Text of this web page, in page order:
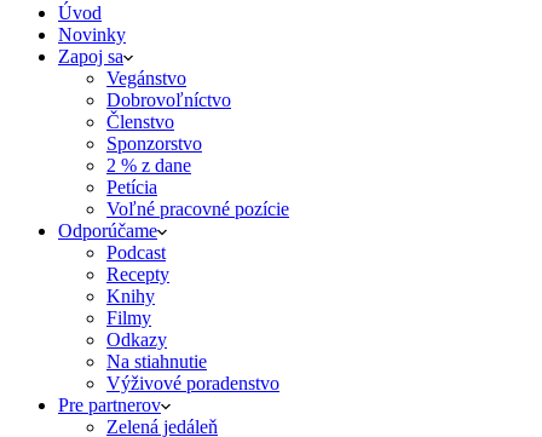
Úvod
Novinky
Zapoj sa
Vegánstvo
Dobrovoľníctvo
Členstvo
Sponzorstvo
2 % z dane
Petícia
Voľné pracovné pozície
Odporúčame
Podcast
Recepty
Knihy
Filmy
Odkazy
Na stiahnutie
Výživové poradenstvo
Pre partnerov
Zelená jedáleň